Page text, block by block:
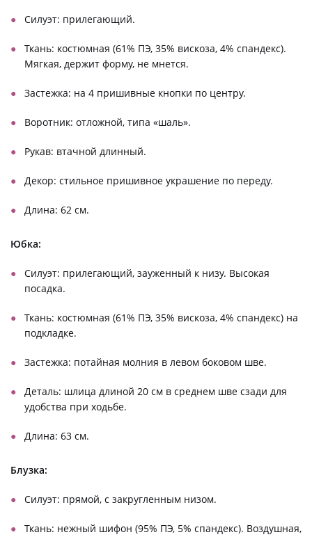
Силуэт: прилегающий.
Ткань: костюмная (61% ПЭ, 35% вискоза, 4% спандекс).
Мягкая, держит форму, не мнется.
Застежка: на 4 пришивные кнопки по центру.
Воротник: отложной, типа «шаль».
Рукав: втачной длинный.
Декор: стильное пришивное украшение по переду.
Длина: 62 см.
Юбка:
Силуэт: прилегающий, зауженный к низу. Высокая
посадка.
Ткань: костюмная (61% ПЭ, 35% вискоза, 4% спандекс) на
подкладке.
Застежка: потайная молния в левом боковом шве.
Деталь: шлица длиной 20 см в среднем шве сзади для
удобства при ходьбе.
Длина: 63 см.
Блузка:
Силуэт: прямой, с закругленным низом.
Ткань: нежный шифон (95% ПЭ, 5% спандекс). Воздушная,